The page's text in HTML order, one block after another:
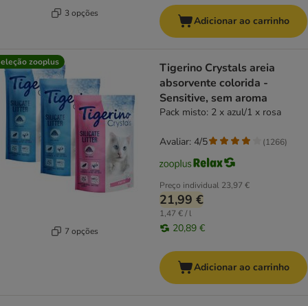
3 opções
Adicionar ao carrinho
zooplus
7 opções
Tigerino Crystals areia
absorvente colorida -
Sensitive, sem aroma
Pack misto: 2 x azul/1 x rosa
Preço individual 23,97 €
21,99 €
1,47 € / l
20,89 €
Avaliar: 4/5 (1266)
Adicionar ao carrinho